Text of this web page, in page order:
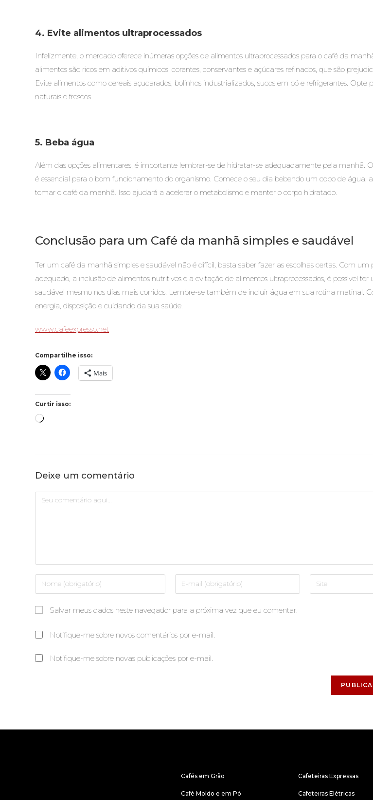
4. Evite alimentos ultraprocessados
Infelizmente, o mercado oferece inúmeras opções de alimentos ultraprocessados para o café da
alimentos são ricos em aditivos químicos, corantes, conservantes e açúcares refinados, que são
Evite alimentos como cereais açucarados, bolinhos industrializados, sucos em pó e refrigerantes. Opte
naturais e frescos.
5. Beba água
Além das opções alimentares, é importante lembrar-se de hidratar-se adequadamente pela manhã.
é essencial para o bom funcionamento do organismo. Comece o seu dia bebendo um copo de água,
tomar o café da manhã. Isso ajudará a acelerar o metabolismo e manter o corpo hidratado.
Conclusão para um Café da manhã simples e saudável
Ter um café da manhã simples e saudável não é difícil, basta saber fazer as escolhas certas. Com
adequado, a inclusão de alimentos nutritivos e a evitação de alimentos ultraprocessados, é possível
saudável mesmo nos dias mais corridos. Lembre-se também de incluir água em sua rotina matinal.
energia, disposição e cuidando da sua saúde.
www.cafeexpresso.net
Compartilhe isso:
Mais
Curtir isso:
Deixe um comentário
Salvar meus dados neste navegador para a próxima vez que eu comentar.
Notifique-me sobre novos comentários por e-mail.
Notifique-me sobre novas publicações por e-mail.
Cafés em Grão
Café Moído e em Pó
Cafeteiras Expressas
Cafeteiras Elétricas